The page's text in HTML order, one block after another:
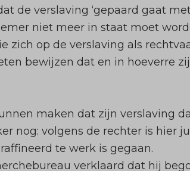
de verslaving ‘gepaard gaat
niet meer in staat moet
zich op de verslaving als
bewijzen dat en in hoeverre
maken dat zijn verslaving
nog: volgens de rechter is hier
te werk is gegaan.
verklaard dat hij